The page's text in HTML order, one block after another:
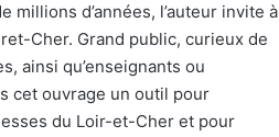
millions d’années, l’auteur invite à
Cher. Grand public, curieux de
ainsi qu’enseignants ou
cet ouvrage un outil pour
du Loir-et-Cher et pour